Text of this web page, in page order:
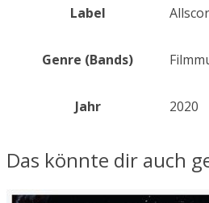
Label
Genre (Bands)
Jahr 2020
Das könnte dir auch